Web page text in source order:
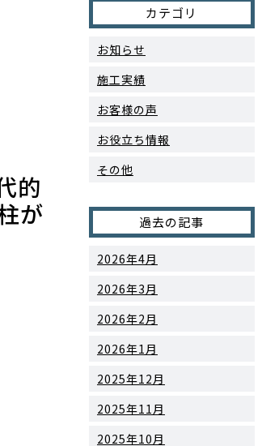
的
が
カテゴリ
お知らせ
施工実績
お客様の声
お役立ち情報
その他
過去の記事
2026年4月
2026年3月
2026年2月
2026年1月
2025年12月
2025年11月
2025年10月